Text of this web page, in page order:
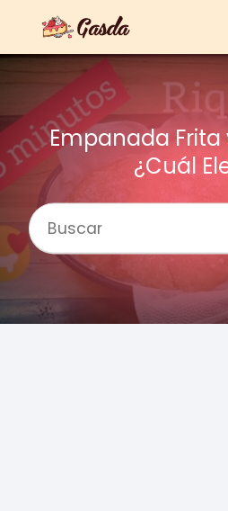
Empanada Frita
¿Cuál